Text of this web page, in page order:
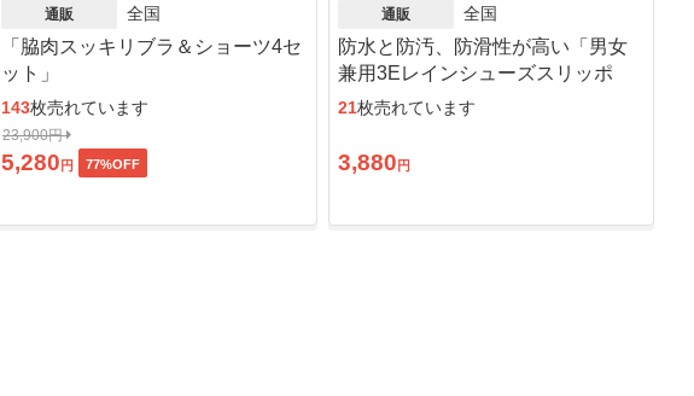
通販 全国
「脇肉スッキリブラ＆ショーツ4セ
ット」
143枚売れています
23,900円
5,280 円 77%OFF
通販 全国
防水と防汚、防滑性が高い「男女
兼用3Eレインシューズスリッポ
ン」
21枚売れています
3,880 円